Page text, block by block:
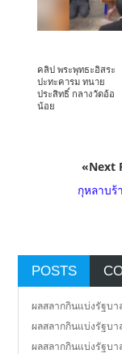
คลิป พระพุทธะอิสระ
ปะทะคารม ทนาย
ประสิทธิ์ กลางวัดอ้อ
น้อย
«Next
กุหลาบร้
POSTS
ผลสลากกินแบ่งรัฐบา
ผลสลากกินแบ่งรัฐบ
ผลสลากกินแบ่งรัฐบ